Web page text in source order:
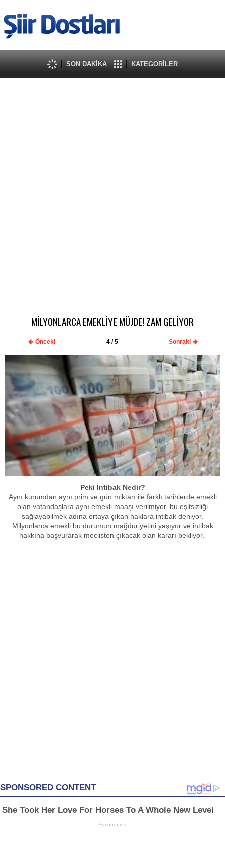
SON DAKİKA KATEGORİLER
MİLYONLARCA EMEKLİYE MÜJDE! ZAM GELİYOR
Önceki 4 / 5 Sonraki
Peki İntibak Nedir?
Aynı kurumdan aynı prim ve gün miktarı ile farklı tarihlerde emekli
olan vatandaşlara aynı emekli maaşı verilmiyor, bu eşitsizliği
sağlayabilmek adına ortaya çıkan haklara intibak deniyor.
Milyonlarca emekli bu durumun mağduriyetini yaşıyor ve intibak
hakkına başvurarak meclisten çıkacak olan kararı bekliyor.